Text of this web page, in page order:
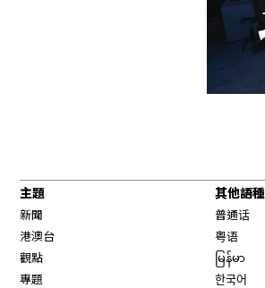
主題
新聞
港澳台
觀點
專題
其他語種
普通话
粤语
မြန်မာ
한국어